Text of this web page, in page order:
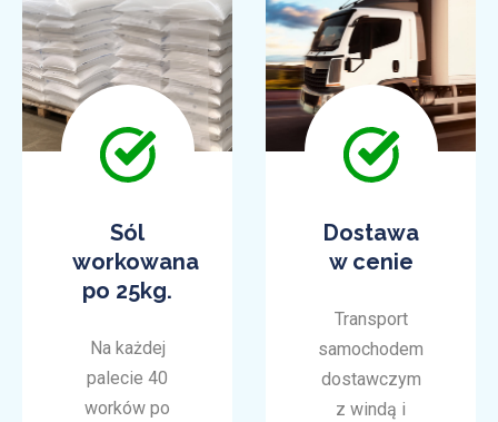
Sól
workowana
po 25kg.
Na każdej
palecie 40
worków po
Dostawa
w cenie
Transport
samochodem
dostawczym
z windą i